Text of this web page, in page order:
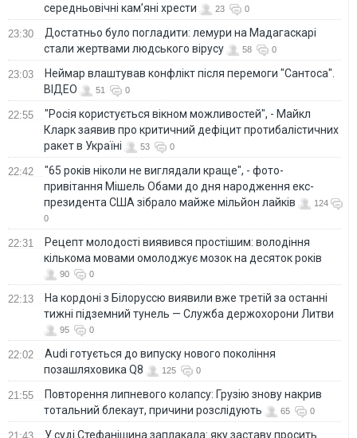
середньовічні кам’яні хрести
23 0
23:30
Достатньо було погладити: лемури на Мадагаскарі
стали жертвами людського вірусу
58 0
23:03
Неймар влаштував конфлікт після перемоги "Сантоса".
ВІДЕО
51 0
22:55
"Росія користується вікном можливостей", - Майкл
Кларк заявив про критичний дефіцит протибалістичних
ракет в Україні
53 0
22:42
"65 років ніколи не виглядали краще", - фото-
привітання Мішель Обами до дня народження екс-
президента США зібрало майже мільйон лайків
124
0
22:31
Рецепт молодості виявився простішим: володіння
кількома мовами омолоджує мозок на десяток років
90 0
22:13
На кордоні з Білоруссю виявили вже третій за останні
тижні підземний тунель — Служба держохорони Литви
95 0
22:02
Audi готується до випуску нового покоління
позашляховика Q8
125 0
21:55
Повторення липневого колапсу: Грузію знову накрив
тотальний блекаут, причини розслідують
65 0
У суді Стефанішина заплакала: яку заставу просить